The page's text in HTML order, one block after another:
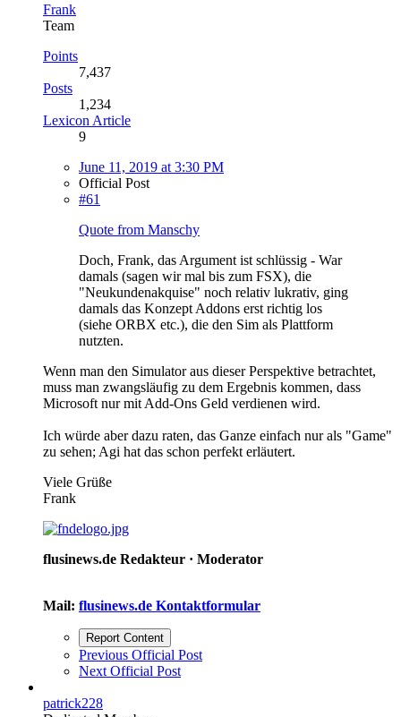
Frank
Team
Points
7,437
Posts
1,234
Lexicon Article
9
June 11, 2019 at 3:30 PM
Official Post
#61
Quote from Manschy
Doch, Frank, das Argument ist schlüssig - War
damals (sagen wir mal bis zum FSX), die
"Neukundenakquise" noch relativ lukrativ, ging
damals das Konzept Addons erst richtig los
(siehe ORBX etc.), die den Sim als Plattform
nutzten.
Wenn man den Simulator aus dieser Perspektive betrachtet,
muss man zwangsläufig zu dem Ergebnis kommen, dass
Microsoft nur mit Add-Ons Geld verdienen wird.
Ich würde aber dazu raten, das Ganze einfach nur als "Game"
zu sehen; Agi hat das schon perfekt erläutert.
Viele Grüße
Frank
flusinews.de Redakteur · Moderator
Mail: flusinews.de Kontaktformular
Report Content
Previous Official Post
Next Official Post
patrick228